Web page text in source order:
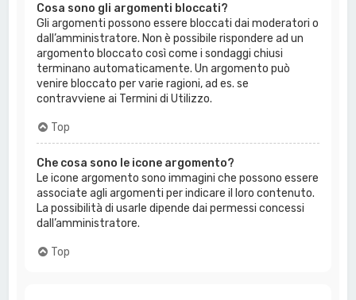
Cosa sono gli argomenti bloccati?
Gli argomenti possono essere bloccati dai moderatori o
dall’amministratore. Non è possibile rispondere ad un
argomento bloccato così come i sondaggi chiusi
terminano automaticamente. Un argomento può
venire bloccato per varie ragioni, ad es. se
contravviene ai Termini di Utilizzo.
Top
Che cosa sono le icone argomento?
Le icone argomento sono immagini che possono essere
associate agli argomenti per indicare il loro contenuto.
La possibilità di usarle dipende dai permessi concessi
dall’amministratore.
Top